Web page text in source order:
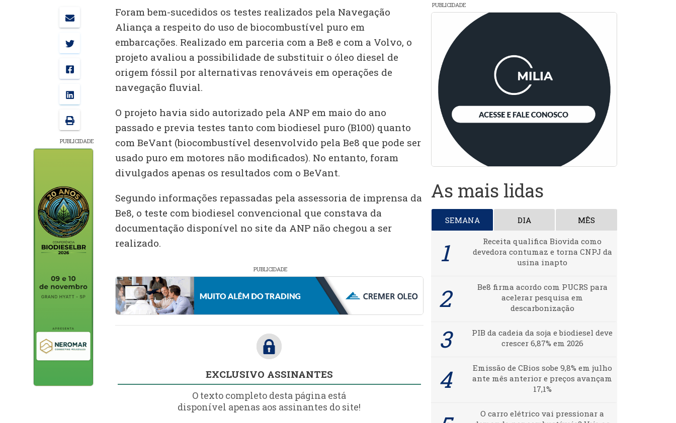
PUBLICIDADE
Foram bem-sucedidos os testes realizados pela Navegação
Aliança a respeito do uso de biocombustível puro em
embarcações. Realizado em parceria com a Be8 e com a Volvo, o
projeto avaliou a possibilidade de substituir o óleo diesel de
origem fóssil por alternativas renováveis em operações de
navegação fluvial.
O projeto havia sido autorizado pela ANP em maio do ano
passado e previa testes tanto com biodiesel puro (B100) quanto
com BeVant (biocombustível desenvolvido pela Be8 que pode ser
usado puro em motores não modificados). No entanto, foram
divulgados apenas os resultados com o BeVant.
Segundo informações repassadas pela assessoria de imprensa da
Be8, o teste com biodiesel convencional que constava da
documentação disponível no site da ANP não chegou a ser
realizado.
PUBLICIDADE
EXCLUSIVO ASSINANTES
O texto completo desta página está
disponível apenas aos assinantes do site!
PUBLICIDADE
As mais lidas
SEMANA DIA MÊS
Receita qualifica Biovida como
devedora contumaz e torna CNPJ da
usina inapto
Be8 firma acordo com PUCRS para
acelerar pesquisa em
descarbonização
PIB da cadeia da soja e biodiesel deve
crescer 6,87% em 2026
Emissão de CBios sobe 9,8% em julho
ante mês anterior e preços avançam
17,1%
O carro elétrico vai pressionar a